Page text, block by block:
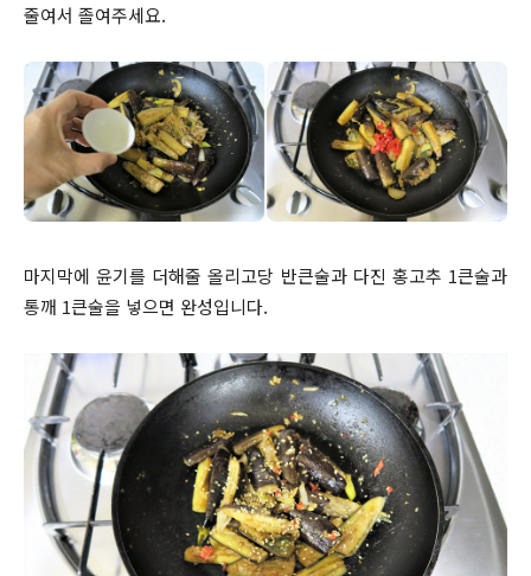
줄여서 졸여주세요.
마지막에 윤기를 더해줄 올리고당 반큰술과 다진 홍고추 1큰술과
통깨 1큰술을 넣으면 완성입니다.